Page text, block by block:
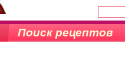
Поиск рецептов